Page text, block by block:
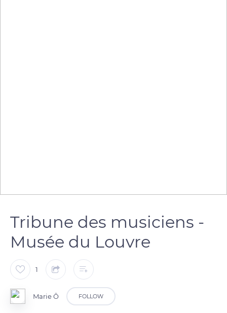
Tribune des musiciens -
Musée du Louvre
1
Marie Ô FOLLOW